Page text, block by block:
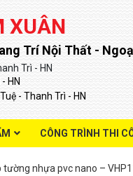
XUÂN
Trí Nội Thất -
Trì - HN
HN
- Thanh Trì - HN
CÔNG TRÌNH THI
tường nhựa pvc nano –